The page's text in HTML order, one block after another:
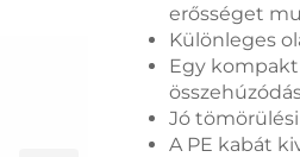
erősséget
Különleges
Egy
Jó
A PE kabát